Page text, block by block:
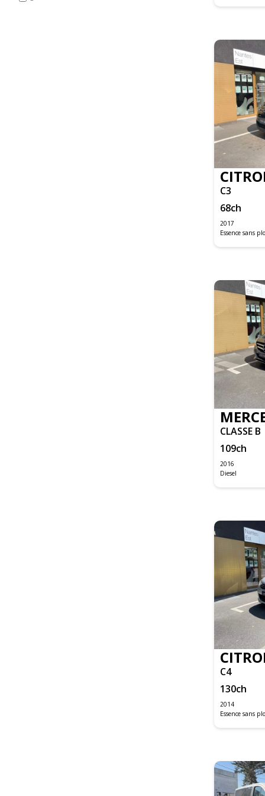
C4 PICASSO
C3
68ch
2017
Essence sans
CLASSE B
109ch
2016
Diesel
C4
130ch
2014
Essence sans